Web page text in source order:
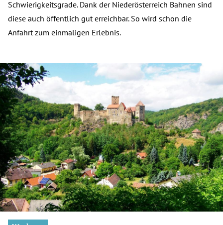
Schwierigkeitsgrade. Dank der Niederösterreich Bahnen sind
diese auch öffentlich gut erreichbar. So wird schon die
Anfahrt zum einmaligen Erlebnis.